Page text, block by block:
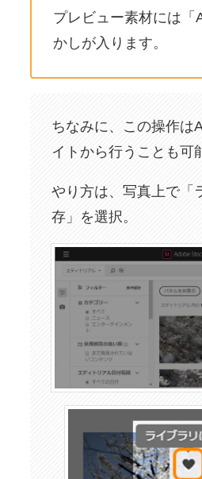
プレビュー素材には「
かしが入ります。
ちなみに、この操作は
イトから行うことも可
やり方は、写真上で「
存」を選択。